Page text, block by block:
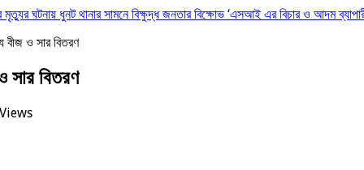
ঘটনায় ধুনট থানার সামনে বিক্ষুদ্ধ জনতার বিক্ষোভ ‘এসআই এর বিচার ও আদম
বীজ ও সার বিতরণ
সার বিতরণ